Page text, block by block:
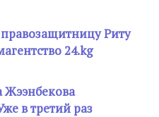
Риту
24.kg
в третий раз